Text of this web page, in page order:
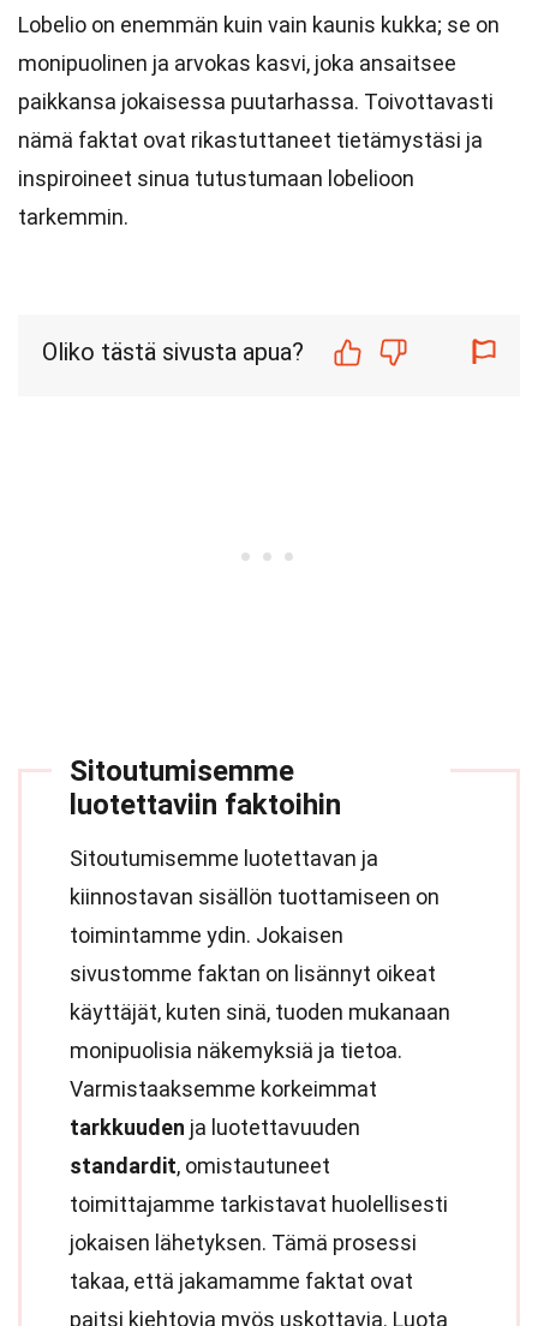
Lobelio on enemmän kuin vain kaunis kukka; se on
monipuolinen ja arvokas kasvi, joka ansaitsee
paikkansa jokaisessa puutarhassa. Toivottavasti
nämä faktat ovat rikastuttaneet tietämystäsi ja
inspiroineet sinua tutustumaan lobelioon
tarkemmin.
Oliko tästä sivusta apua?
Sitoutumisemme
luotettaviin faktoihin
Sitoutumisemme luotettavan ja
kiinnostavan sisällön tuottamiseen on
toimintamme ydin. Jokaisen
sivustomme faktan on lisännyt oikeat
käyttäjät, kuten sinä, tuoden mukanaan
monipuolisia näkemyksiä ja tietoa.
Varmistaaksemme korkeimmat
tarkkuuden ja luotettavuuden
standardit, omistautuneet
toimittajamme tarkistavat huolellisesti
jokaisen lähetyksen. Tämä prosessi
takaa, että jakamamme faktat ovat
paitsi kiehtovia myös uskottavia. Luota